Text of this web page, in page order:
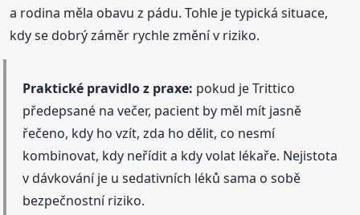
a rodina měla obavu z pádu. Tohle je typická situace,
kdy se dobrý záměr rychle změní v riziko.
Praktické pravidlo z praxe: pokud je Trittico
předepsané na večer, pacient by měl mít jasně
řečeno, kdy ho vzít, zda ho dělit, co nesmí
kombinovat, kdy neřídit a kdy volat lékaře. Nejistota
v dávkování je u sedativních léků sama o sobě
bezpečnostní riziko.